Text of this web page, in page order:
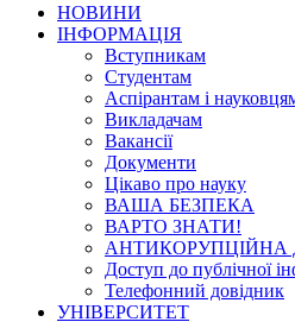
НОВИНИ
ІНФОРМАЦІЯ
Вступникам
Студентам
Аспірантам і
Викладачам
Вакансії
Документи
Цікаво про науку
ВАША БЕЗПЕКА
ВАРТО ЗНАТИ!
АНТИКОРУПЦІЙНА
Доступ до публічної
Телефонний довідник
УНІВЕРСИТЕТ